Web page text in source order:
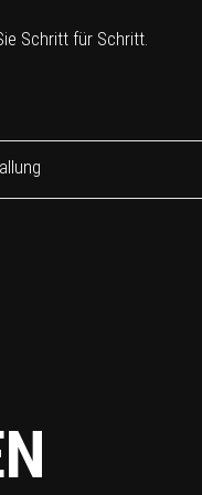
Schritt für Schritt.